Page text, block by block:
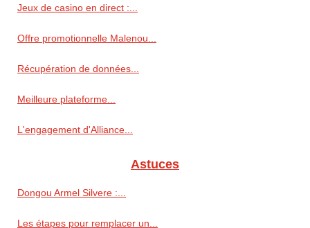
Jeux de casino en direct :...
Offre promotionnelle Malenou...
Récupération de données...
Meilleure plateforme...
L'engagement d'Alliance...
Astuces
Dongou Armel Silvere :...
Les étapes pour remplacer un...